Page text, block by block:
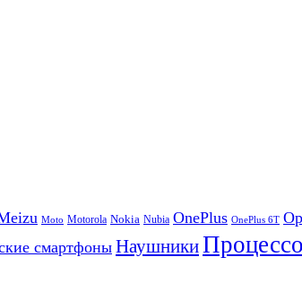
Moto Motorola Nokia Nubia OnePlus OnePlus 6T
смартфоныНаушники